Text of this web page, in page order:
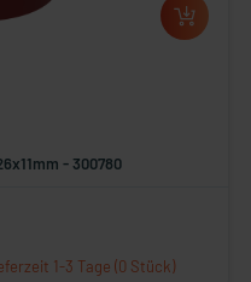
- 300780
1-3 Tage (0 Stück)